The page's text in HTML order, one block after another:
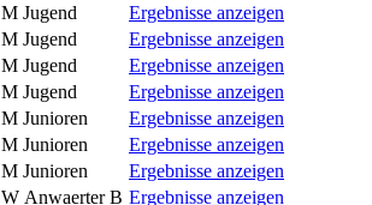
M Jugend
Ergebnisse anzeigen
M Jugend
Ergebnisse anzeigen
M Jugend
Ergebnisse anzeigen
M Jugend
Ergebnisse anzeigen
M Junioren
Ergebnisse anzeigen
M Junioren
Ergebnisse anzeigen
M Junioren
Ergebnisse anzeigen
W Anwaerter B Ergebnisse anzeigen